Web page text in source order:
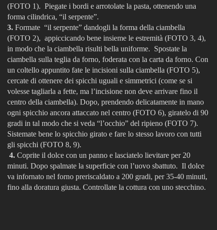
(FOTO 1). Piegate i bordi e arrotolate la pasta, ottenendo una
forma cilindrica, “il serpente”.
3. Formate “il serpente” dandogli la forma della ciambella
(FOTO 2), appiccicando bene insieme le estremità (FOTO 3, 4),
in modo che la ciambella risulti bella uniforme. Spostate la
ciambella sulla teglia da forno, foderata con la carta da forno. Con
un coltello appuntito fate le incisioni sulla ciambella (FOTO 5),
cercate di ottenere dei spicchi uguali e simmetrici (come se si
volesse tagliarla a fette, ma l’incisione non deve arrivare fino il
centro della ciambella). Dopo, prendendo delicatamente in mano
ogni spicchio ancora attaccato nel centro (FOTO 6), giratelo di 90
gradi in tal modo che si veda “l’occhio” del ripieno (FOTO 7).
Sistemate bene lo spicchio girato e fare lo stesso lavoro con tutti
gli spicchi (FOTO 8, 9).
4. Coprite il dolce con un panno e lasciatelo lievitare per 20
minuti. Dopo spalmate la superficie con l’uovo sbattuto. Il dolce
va infornato nel forno preriscaldato a 200 gradi, per 35-40 minuti,
fino alla doratura giusta. Controllate la cottura con uno stecchino.